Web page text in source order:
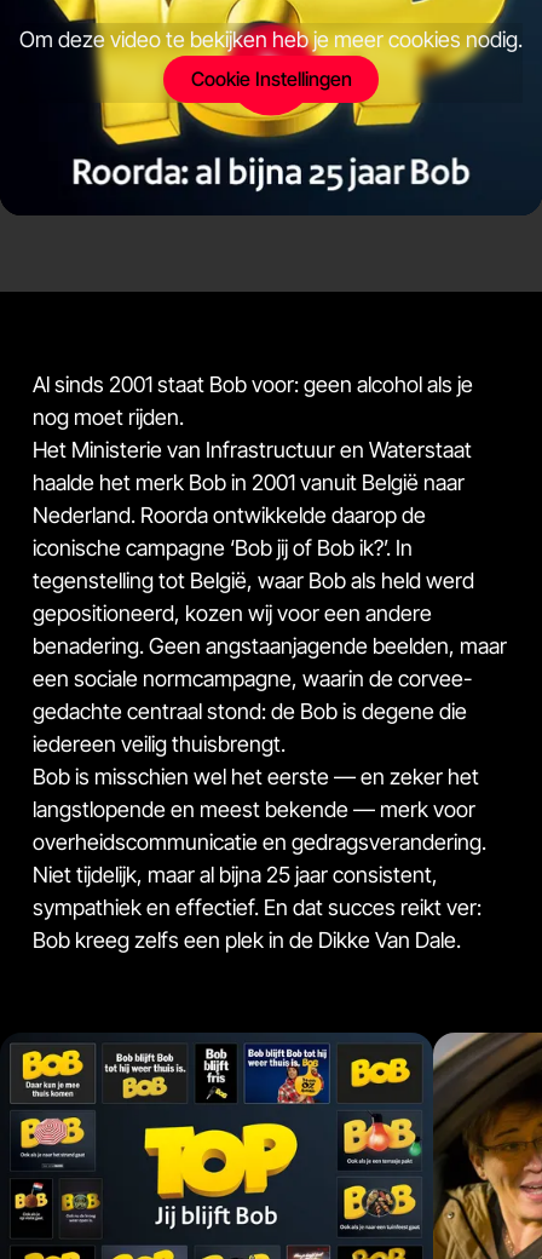
Om deze video te bekijken heb je meer cookies nodig.
Cookie Instellingen
Al sinds 2001 staat Bob voor: geen alcohol als je
nog moet rijden.
Het Ministerie van Infrastructuur en Waterstaat
haalde het merk Bob in 2001 vanuit België naar
Nederland. Roorda ontwikkelde daarop de
iconische campagne ‘Bob jij of Bob ik?’. In
tegenstelling tot België, waar Bob als held werd
gepositioneerd, kozen wij voor een andere
benadering. Geen angstaanjagende beelden, maar
een sociale normcampagne, waarin de corvee-
gedachte centraal stond: de Bob is degene die
iedereen veilig thuisbrengt.
Bob is misschien wel het eerste — en zeker het
langstlopende en meest bekende — merk voor
overheidscommunicatie en gedragsverandering.
Niet tijdelijk, maar al bijna 25 jaar consistent,
sympathiek en effectief. En dat succes reikt ver:
Bob kreeg zelfs een plek in de Dikke Van Dale.